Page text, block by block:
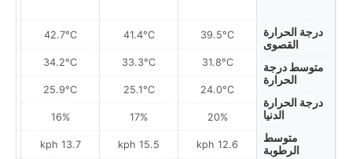
درجة الحرارة
القصوى
متوسط درجة
الحرارة
درجة الحرارة
الدنيا
متوسط
الرطوبة
39.5°C
31.8°C
24.0°C
20%
12.6 kph
41.4°C
33.3°C
25.1°C
17%
15.5 kph
42.7°C
34.2°C
25.9°C
16%
13.7 kph